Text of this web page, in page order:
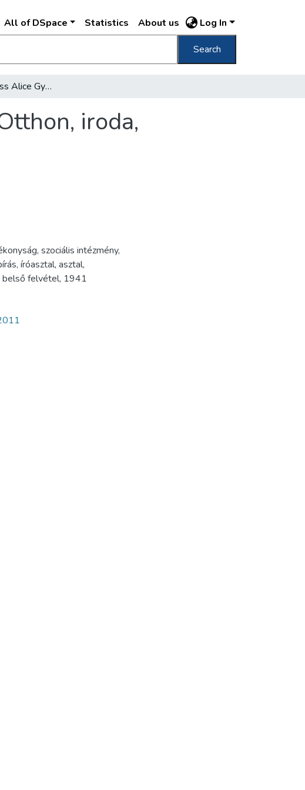
All of DSpace Statistics About us Log In
Search
[A Csepeli Weiss Alice Gyermekágyas Otthon, iroda, alkalmazottak munka közben]
iroda,
, szociális intézmény,
, íróasztal, asztal,
belső felvétel, 1941